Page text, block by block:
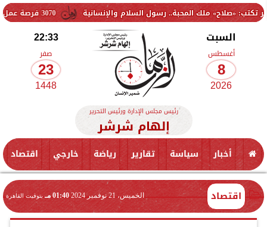
3070 فرصة عمل جديدة بالقطاع الخاص.. وظائف برواتب تصل إلى 9500 جنيه المحبة.. رسول السلام والإنسانية
السبت
أغسطس
8
2026
22:33
صفر
23
1448
رئيس مجلس الإدارة ورئيس التحرير
إلهام شرشر
أخبار سياسة تقارير رياضة خارجي اقتصاد
اقتصاد الخميس، 21 نوفمبر 2024 01:40 مـ بتوقيت القاهرة